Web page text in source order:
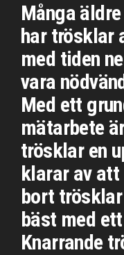
Många
har trösklar
med tiden
vara
Med ett
mätarbete
trösklar en
klarar av att
bort
bäst med
Knarrande